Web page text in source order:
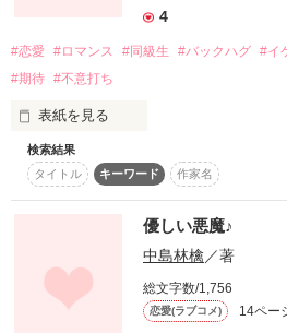
大嫌い、そう思うのに
彼の言葉に溺れていく
加筆修正/20140116
叶わなくたっていいから
ただ､側で隣で、笑っていて下さい
4
#恋愛 #ロマンス #同級生 #バックハグ #イ
#期待 #不意打ち
表紙を見る
「今度こそロマンスを期待してもいい
商社に勤める大野まゆか(28)と高校
くん(28)の物語。
「好きだった同級生と再会した」の続
昔好きだった人からの電話。
検索結果
タイトル
キーワード 作家名
優しい悪魔♪
中島林檎／著
総文字数/1,756
恋愛(ラブコメ) 14ペー